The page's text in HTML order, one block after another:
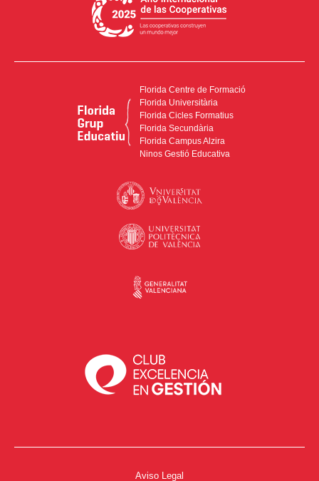
Florida Centre de Formació
Florida Universitària
Florida Cicles Formatius
Florida Secundària
Florida Campus Alzira
Ninos Gestió Educativa
Aviso Legal